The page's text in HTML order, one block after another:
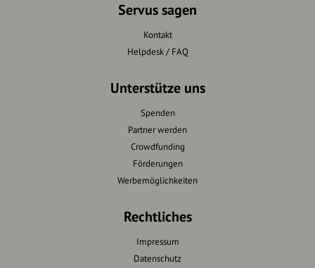
Servus sagen
Kontakt
Helpdesk / FAQ
Unterstütze uns
Spenden
Partner werden
Crowdfunding
Förderungen
Werbemöglichkeiten
Rechtliches
Impressum
Datenschutz